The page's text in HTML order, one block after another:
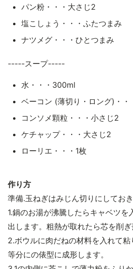
パン粉・・・大さじ2
塩こしょう・・・ふたつまみ
ナツメグ・・・ひとつまみ
-----スープ-----
水・・・300ml
ベーコン (薄切り・ロング)・・
コンソメ顆粒・・・小さじ2
ケチャップ・・・大さじ2
ローリエ・・・1枚
作り方
準備.玉ねぎはみじん切りにしておき
1.鍋のお湯が沸騰したらキャベツを
出します。粗熱が取れたら芯を削ぎ
2.ボウルに肉だねの材料を入れて
等分にの俵型に成形します。